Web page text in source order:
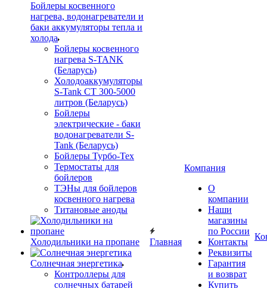
Бойлеры косвенного
нагрева, водонагреватели и
баки аккумуляторы тепла и
холода
Бойлеры косвенного
нагрева S-TANK
(Беларусь)
Холодоаккумуляторы
S-Tank СТ 300-5000
литров (Беларусь)
Бойлеры
электрические - баки
водонагреватели S-
Tank (Беларусь)
Бойлеры Турбо-Тех
Термостаты для
бойлеров
ТЭНы для бойлеров
косвенного нагрева
Титановые аноды
Холодильники на пропане
Солнечная энергетика
Контроллеры для
солнечных батарей
Главная
Компания
О
компании
Наши
магазины
по России
Контакты
Реквизиты
Гарантия
и возврат
Купить